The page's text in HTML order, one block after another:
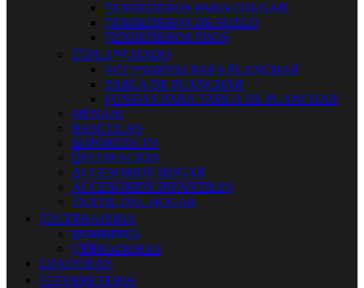
TENDEDEROS PARA COLGAR
TENDEDEROS DE SUELO
TENDEDEROS FIJOS
 PLANCHADO
ACCESORIOS PARA PLANCHAR
TABLA DE PLANCHAR
FUNDAS PARA TABLA DE PLANCHAR
MENAJE
BASCULAS
SOPORTES TV
DECORACION
ACCESORIOS HOGAR
ACCESORIOS INFANTILES
TEXTIL DEL HOGAR
 CERRAJERIA
BOMBINES
CERRADURAS
LIJADORAS
 FERRETERIA